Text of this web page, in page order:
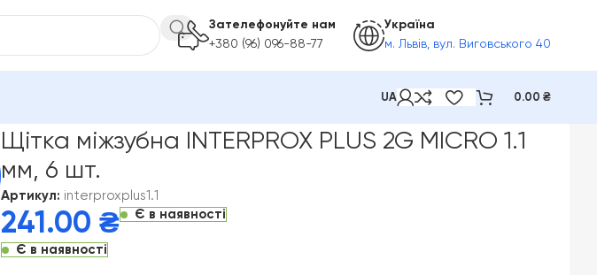
Зателефонуйте нам
+380 (96) 096-88-77
Україна
м. Львів, вул. Виговського 40
UA 0.00 ₴
Щітка міжзубна INTERPROX PLUS 2G MICRO 1.1
мм, 6 шт.
Артикул: interproxplus1.1
241.00 ₴ Є в наявності
Є в наявності